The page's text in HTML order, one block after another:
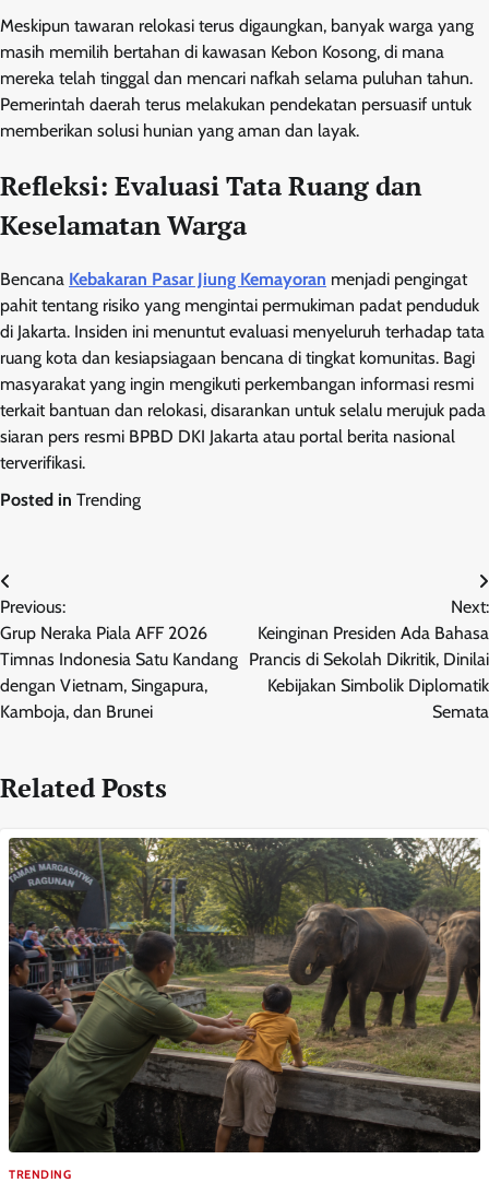
Meskipun tawaran relokasi terus digaungkan, banyak warga yang
masih memilih bertahan di kawasan Kebon Kosong, di mana
mereka telah tinggal dan mencari nafkah selama puluhan tahun.
Pemerintah daerah terus melakukan pendekatan persuasif untuk
memberikan solusi hunian yang aman dan layak.
Refleksi: Evaluasi Tata Ruang dan
Keselamatan Warga
Bencana Kebakaran Pasar Jiung Kemayoran menjadi pengingat
pahit tentang risiko yang mengintai permukiman padat penduduk
di Jakarta. Insiden ini menuntut evaluasi menyeluruh terhadap tata
ruang kota dan kesiapsiagaan bencana di tingkat komunitas. Bagi
masyarakat yang ingin mengikuti perkembangan informasi resmi
terkait bantuan dan relokasi, disarankan untuk selalu merujuk pada
siaran pers resmi BPBD DKI Jakarta atau portal berita nasional
terverifikasi.
Posted in Trending
Post
navigation
Previous:
Grup Neraka Piala AFF 2026
Timnas Indonesia Satu Kandang
dengan Vietnam, Singapura,
Kamboja, dan Brunei
Next:
Keinginan Presiden Ada Bahasa
Prancis di Sekolah Dikritik, Dinilai
Kebijakan Simbolik Diplomatik
Semata
Related Posts
TRENDING